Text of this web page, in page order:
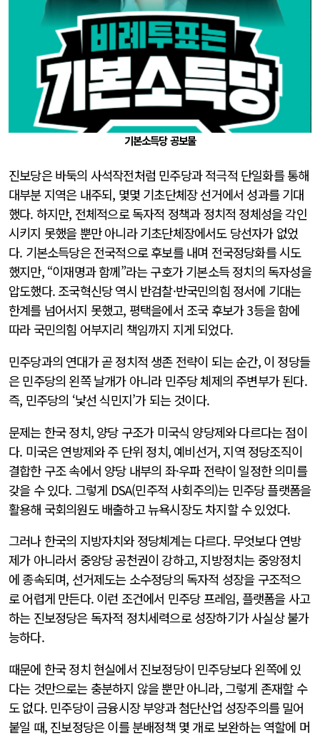
기본소득당 공보물
진보당은 바둑의 사석작전처럼 민주당과 적극적 단일화를 통해
대부분 지역은 내주되, 몇몇 기초단체장 선거에서 성과를 기대
했다. 하지만, 전체적으로 독자적 정책과 정치적 정체성을 각인
시키지 못했을 뿐만 아니라 기초단체장에서도 당선자가 없었
다. 기본소득당은 전국적으로 후보를 내며 전국정당화를 시도
했지만, “이재명과 함께”라는 구호가 기본소득 정치의 독자성을
압도했다. 조국혁신당 역시 반검찰·반국민의힘 정서에 기대는
한계를 넘어서지 못했고, 평택을에서 조국 후보가 3등을 함에
따라 국민의힘 어부지리 책임까지 지게 되었다.
민주당과의 연대가 곧 정치적 생존 전략이 되는 순간, 이 정당들
은 민주당의 왼쪽 날개가 아니라 민주당 체제의 주변부가 된다.
즉, 민주당의 ‘낯선 식민지’가 되는 것이다.
문제는 한국 정치, 양당 구조가 미국식 양당제와 다르다는 점이
다. 미국은 연방제와 주 단위 정치, 예비선거, 지역 정당조직이
결합한 구조 속에서 양당 내부의 좌·우파 전략이 일정한 의미를
갖을 수 있다. 그렇게 DSA(민주적 사회주의)는 민주당 플랫폼을
활용해 국회의원도 배출하고 뉴욕시장도 차지할 수 있었다.
그러나 한국의 지방자치와 정당체계는 다르다. 무엇보다 연방
제가 아니라서 중앙당 공천권이 강하고, 지방정치는 중앙정치
에 종속되며, 선거제도는 소수정당의 독자적 성장을 구조적으
로 어렵게 만든다. 이런 조건에서 민주당 프레임, 플랫폼을 사고
하는 진보정당은 독자적 정치세력으로 성장하기가 사실상 불가
능하다.
때문에 한국 정치 현실에서 진보정당이 민주당보다 왼쪽에 있
다는 것만으로는 충분하지 않을 뿐만 아니라, 그렇게 존재할 수
도 없다. 민주당이 금융시장 부양과 첨단산업 성장주의를 밀어
붙일 때, 진보정당은 이를 분배정책 몇 개로 보완하는 역할에 머